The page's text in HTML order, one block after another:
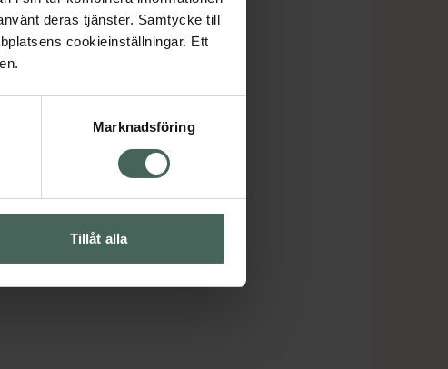
deras tjänster. Samtycke till
cookieinställningar. Ett
Marknadsföring
Tillåt alla